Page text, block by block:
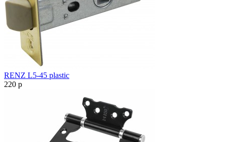
RENZ L5-45 plastic
220 p